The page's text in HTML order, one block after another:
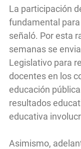
La participación
fundamental
señaló. Por esta
semanas se
Legislativo para
docentes en los
educación
resultados
educativa
Asimismo,